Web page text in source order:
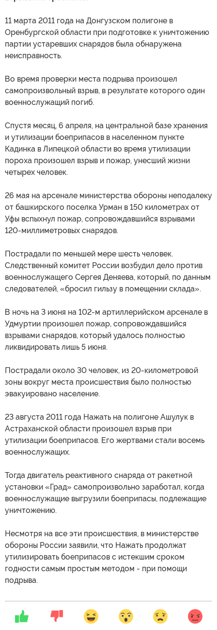
11 марта 2011 года на Донгузском полигоне в
Оренбургской области при подготовке к уничтожению
партии устаревших снарядов была обнаружена
неисправность.
Во время проверки места подрыва произошел
самопроизвольный взрыв, в результате которого один
военнослужащий погиб.
Спустя месяц, 6 апреля, на центральной базе хранения
и утилизации боеприпасов в населенном пункте
Кадинка в Липецкой области во время утилизации
пороха произошел взрыв и пожар, унесший жизни
четырех человек.
26 мая на арсенале министерства обороны неподалеку
от башкирского поселка Урман в 150 километрах от
Уфы вспыхнул пожар, сопровождавшийся взрывами
120-миллиметровых снарядов.
Пострадали по меньшей мере шесть человек.
Следственный комитет России возбудил дело против
военнослужащего Сергея Деняева, который, по данным
следователей, «бросил гильзу в помещении склада».
В ночь на 3 июня на 102-м артиллерийском арсенале в
Удмуртии произошел пожар, сопровождавшийся
взрывами снарядов, который удалось полностью
ликвидировать лишь 5 июня.
Пострадали около 30 человек, из 20-километровой
зоны вокруг места происшествия было полностью
эвакуировано население.
23 августа 2011 года Нажать на полигоне Ашулук в
Астраханской области произошел взрыв при
утилизации боеприпасов. Его жертвами стали восемь
военнослужащих.
Тогда двигатель реактивного снаряда от ракетной
установки «Град» самопроизвольно заработал, когда
военнослужащие выгрузили боеприпасы, подлежащие
уничтожению.
Несмотря на все эти происшествия, в министерстве
обороны России заявили, что Нажать продолжат
утилизировать боеприпасов с истекшим сроком
годности самым простым методом - при помощи
подрыва.